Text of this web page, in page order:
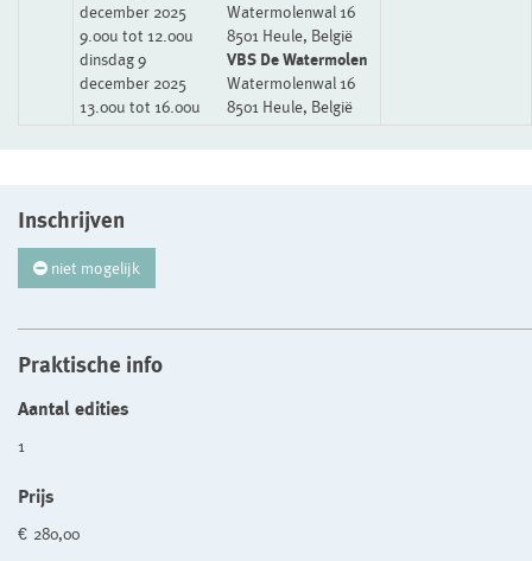
december 2025
9.00u tot 12.00u
Watermolenwal 16
8501 Heule, België
dinsdag 9
december 2025
13.00u tot 16.00u
VBS De Watermolen
Watermolenwal 16
8501 Heule, België
Inschrijven
niet mogelijk
Praktische info
Aantal edities
1
Prijs
€ 280,00